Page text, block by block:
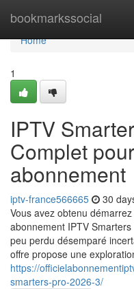
bookmarkssocial
Home
Home
1
IPTV
Complet
abonnement
iptv-france566665 30
Vous avez obtenu
abonnement IPTV
peu perdu désemparé
offre propose une
https://
smarters-pro-2026-3/